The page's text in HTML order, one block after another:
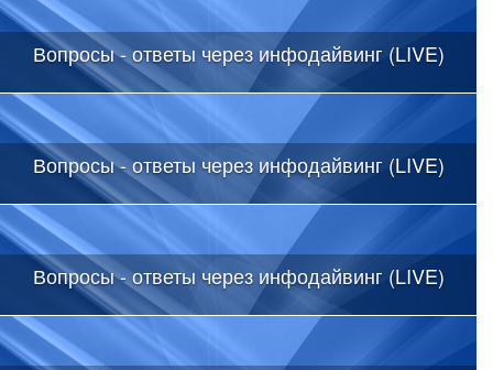
Вопросы - ответы через инфодайвинг (LIVE)
Вопросы - ответы через инфодайвинг (LIVE)
Вопросы - ответы через инфодайвинг (LIVE)